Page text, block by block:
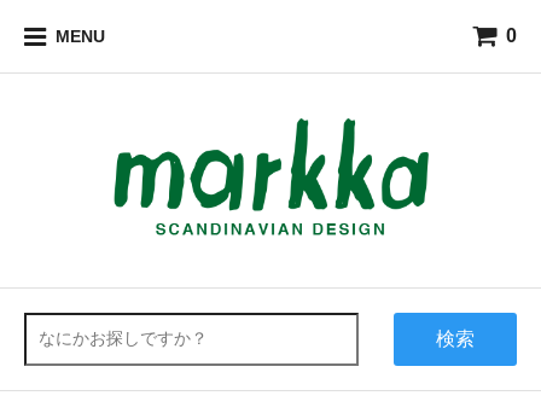
MENU 0
検索